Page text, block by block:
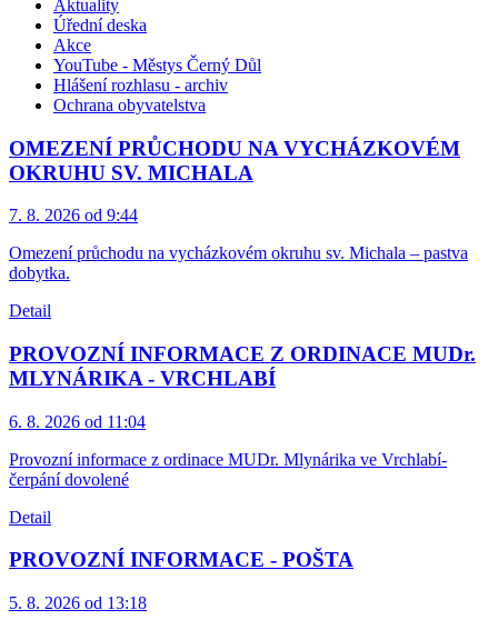
Aktuality
Úřední deska
Akce
YouTube - Městys Černý Důl
Hlášení rozhlasu - archiv
Ochrana obyvatelstva
OMEZENÍ PRŮCHODU NA VYCHÁZKOVÉM
OKRUHU SV. MICHALA
7. 8. 2026 od 9:44
Omezení průchodu na vycházkovém okruhu sv. Michala – pastva
dobytka.
Detail
PROVOZNÍ INFORMACE Z ORDINACE MUDr.
MLYNÁRIKA - VRCHLABÍ
6. 8. 2026 od 11:04
Provozní informace z ordinace MUDr. Mlynárika ve Vrchlabí-
čerpání dovolené
Detail
PROVOZNÍ INFORMACE - POŠTA
5. 8. 2026 od 13:18